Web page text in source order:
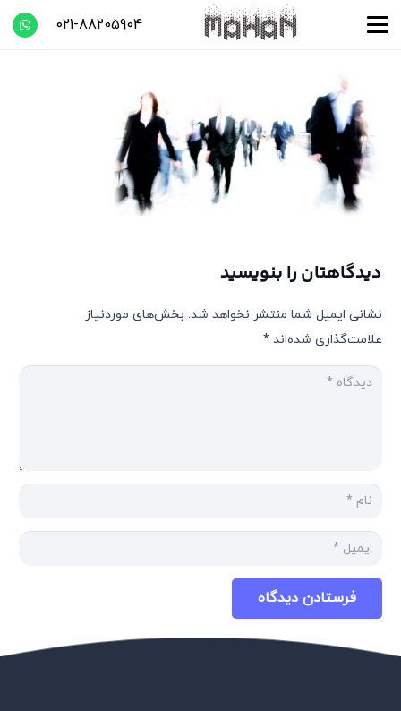
021-88205904
دیدگاهتان را بنویسید
نشانی ایمیل شما منتشر نخواهد شد. بخش‌های موردنیاز
علامت‌گذاری شده‌اند *
فرستادن دیدگاه